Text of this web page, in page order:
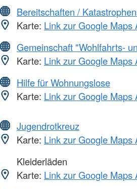
Bereitschaften /
Karte: Link zur Google Maps
Gemeinschaft "Wohlfahrts-
Karte: Link zur Google Maps
Hilfe für Wohnungslose
Karte: Link zur Google Maps
Jugendrotkreuz
Karte: Link zur Google Maps
Kleiderläden
Karte: Link zur Google Maps